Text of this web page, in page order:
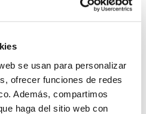
se usan para personalizar
ofrecer funciones de redes
Además, compartimos
haga del sitio web con